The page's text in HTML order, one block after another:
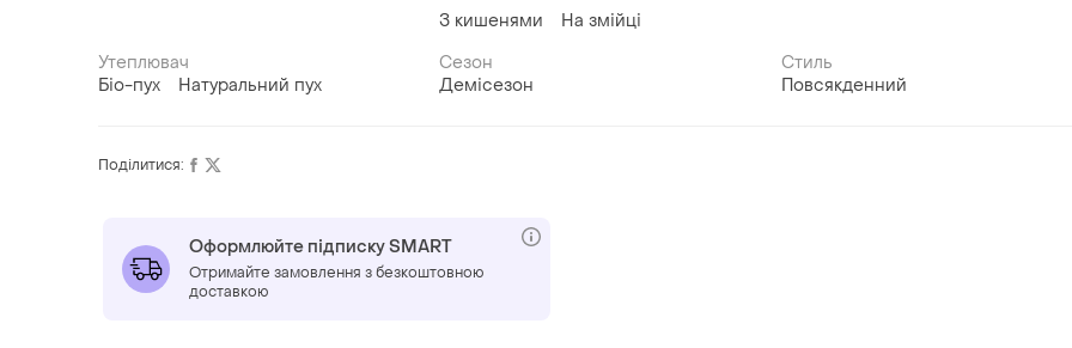
З кишенями
На змійці
Утеплювач
Біо-пух
Натуральний пух
Сезон
Демісезон
Стиль
Повсякденний
Поділитися:
Оформлюйте підписку SMART
Отримайте замовлення з безкоштовною
доставкою